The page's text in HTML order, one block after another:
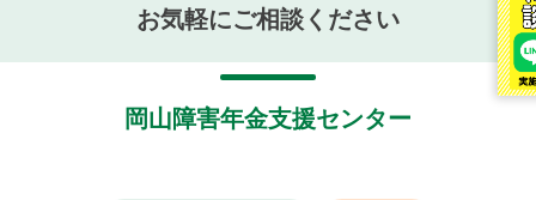
お気軽にご相談ください
岡山障害年金支援センター